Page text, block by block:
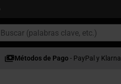
Métodos de Pago - PayPal y Klarna